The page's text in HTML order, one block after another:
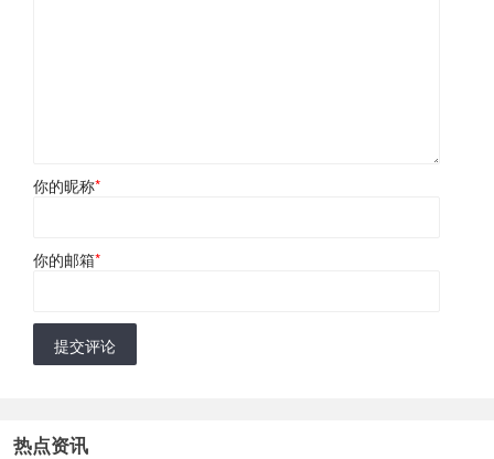
你的昵称*
你的邮箱*
提交评论
热点资讯